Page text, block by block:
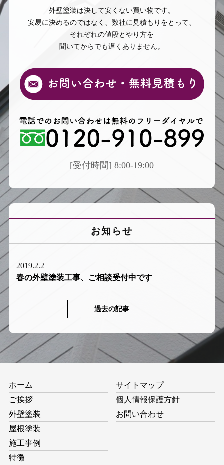
外壁塗装は決して安くない買い物です。
安易に決めるのではなく、数社に見積もりをとって、
それぞれの値段とやり方を
聞いてからでも遅くありません。
[受付時間] 8:00-19:00
お知らせ
2019.2.2
春の外壁塗装工事、ご相談受付中です
過去の記事
ホーム
ご挨拶
外壁塗装
屋根塗装
施工事例
特徴
サイトマップ
個人情報保護方針
お問い合わせ